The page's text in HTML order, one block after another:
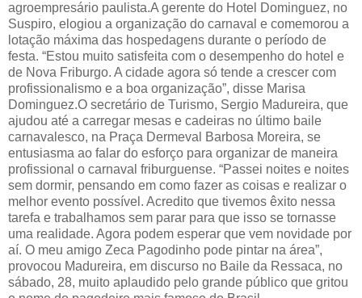
agroempresário paulista.A gerente do Hotel Dominguez, no
Suspiro, elogiou a organização do carnaval e comemorou a
lotação máxima das hospedagens durante o período de
festa. “Estou muito satisfeita com o desempenho do hotel e
de Nova Friburgo. A cidade agora só tende a crescer com
profissionalismo e a boa organização”, disse Marisa
Dominguez.O secretário de Turismo, Sergio Madureira, que
ajudou até a carregar mesas e cadeiras no último baile
carnavalesco, na Praça Dermeval Barbosa Moreira, se
entusiasma ao falar do esforço para organizar de maneira
profissional o carnaval friburguense. “Passei noites e noites
sem dormir, pensando em como fazer as coisas e realizar o
melhor evento possível. Acredito que tivemos êxito nessa
tarefa e trabalhamos sem parar para que isso se tornasse
uma realidade. Agora podem esperar que vem novidade por
aí. O meu amigo Zeca Pagodinho pode pintar na área”,
provocou Madureira, em discurso no Baile da Ressaca, no
sábado, 28, muito aplaudido pelo grande público que gritou